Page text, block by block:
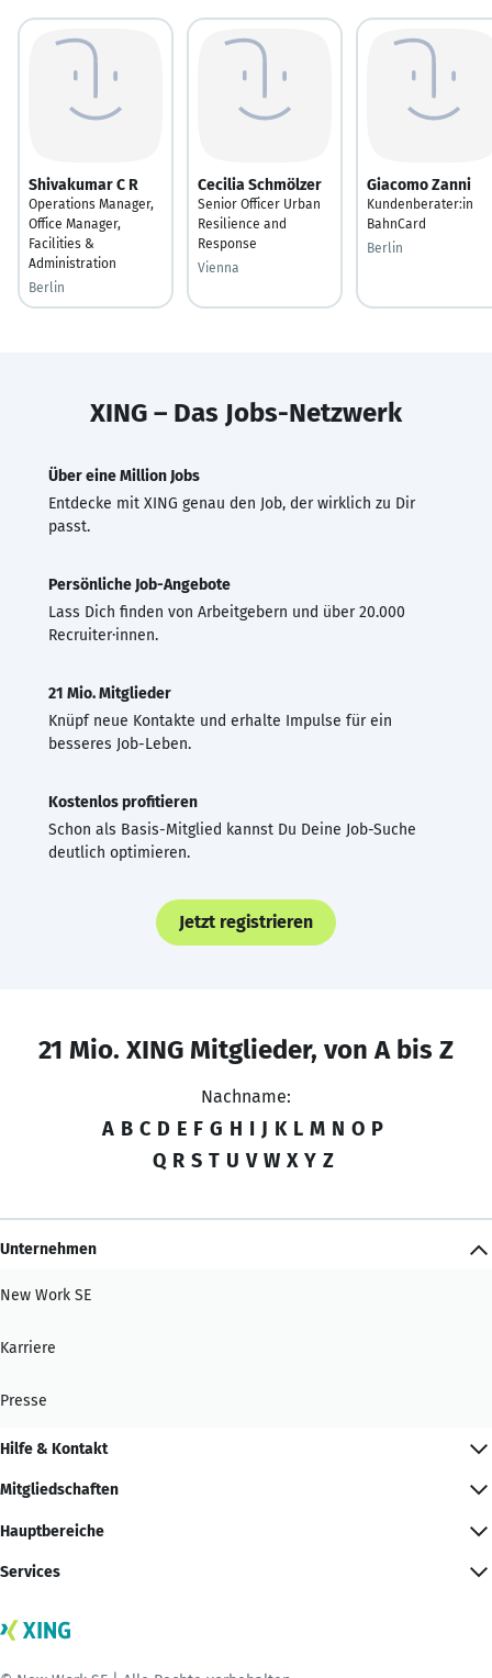
Shivakumar C R
Operations Manager,
Office Manager,
Facilities &
Administration
Berlin
Cecilia Schmölzer
Senior Officer Urban
Resilience and
Response
Vienna
Giacomo Zanni
Kundenberater:in
BahnCard
Berlin
XING – Das Jobs-Netzwerk
Über eine Million Jobs
Entdecke mit XING genau den Job, der wirklich zu Dir
passt.
Persönliche Job-Angebote
Lass Dich finden von Arbeitgebern und über 20.000
Recruiter·innen.
21 Mio. Mitglieder
Knüpf neue Kontakte und erhalte Impulse für ein
besseres Job-Leben.
Kostenlos profitieren
Schon als Basis-Mitglied kannst Du Deine Job-Suche
deutlich optimieren.
Jetzt registrieren
21 Mio. XING Mitglieder, von A bis Z
Nachname:
A B C D E F G H I J K L M N O P
Q R S T U V W X Y Z
Unternehmen
New Work SE
Karriere
Presse
Hilfe & Kontakt
Mitgliedschaften
Hauptbereiche
Services